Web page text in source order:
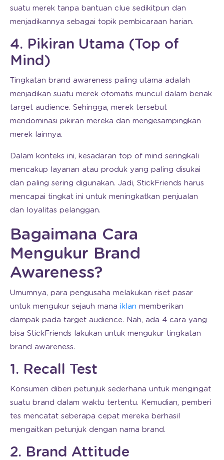
suatu merek tanpa bantuan clue sedikitpun dan
menjadikannya sebagai topik pembicaraan harian.
4. Pikiran Utama (Top of
Mind)
Tingkatan brand awareness paling utama adalah
menjadikan suatu merek otomatis muncul dalam benak
target audience. Sehingga, merek tersebut
mendominasi pikiran mereka dan mengesampingkan
merek lainnya.
Dalam konteks ini, kesadaran top of mind seringkali
mencakup layanan atau produk yang paling disukai
dan paling sering digunakan. Jadi, StickFriends harus
mencapai tingkat ini untuk meningkatkan penjualan
dan loyalitas pelanggan.
Bagaimana Cara
Mengukur Brand
Awareness?
Umumnya, para pengusaha melakukan riset pasar
untuk mengukur sejauh mana iklan memberikan
dampak pada target audience. Nah, ada 4 cara yang
bisa StickFriends lakukan untuk mengukur tingkatan
brand awareness.
1. Recall Test
Konsumen diberi petunjuk sederhana untuk mengingat
suatu brand dalam waktu tertentu. Kemudian, pemberi
tes mencatat seberapa cepat mereka berhasil
mengaitkan petunjuk dengan nama brand.
2. Brand Attitude